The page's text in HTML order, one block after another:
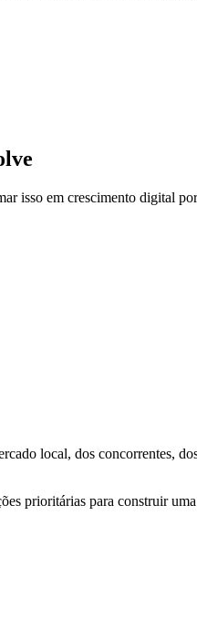
isso em crescimento digital
local, dos concorrentes,
prioritárias para construir